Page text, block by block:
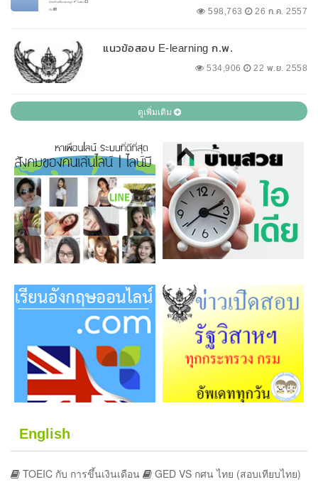
598,763 26 ก.ค. 2557
แนวข้อสอบ E-learning ก.พ.
534,906 22 พ.ย. 2558
ดูเพิ่มเติม
English
TOEIC กับ การขึ้นเงินเดือน
GED VS กศน ไทย (สอบเทียบไทย)